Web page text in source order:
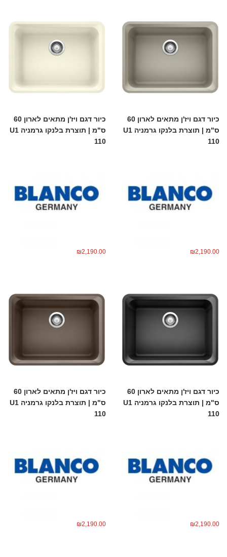
כיור דגם ויז'ן מתאים לארון 60
ס"מ | תוצרת בלנקו גרמניה U1
110
₪2,190.00
כיור דגם ויז'ן מתאים לארון 60
ס"מ | תוצרת בלנקו גרמניה U1
110
₪2,190.00
כיור דגם ויז'ן מתאים לארון 60
ס"מ | תוצרת בלנקו גרמניה U1
110
₪2,190.00
כיור דגם ויז'ן מתאים לארון 60
ס"מ | תוצרת בלנקו גרמניה U1
110
₪2,190.00